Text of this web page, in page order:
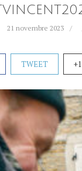
21 novembre 2023
TWEET +1